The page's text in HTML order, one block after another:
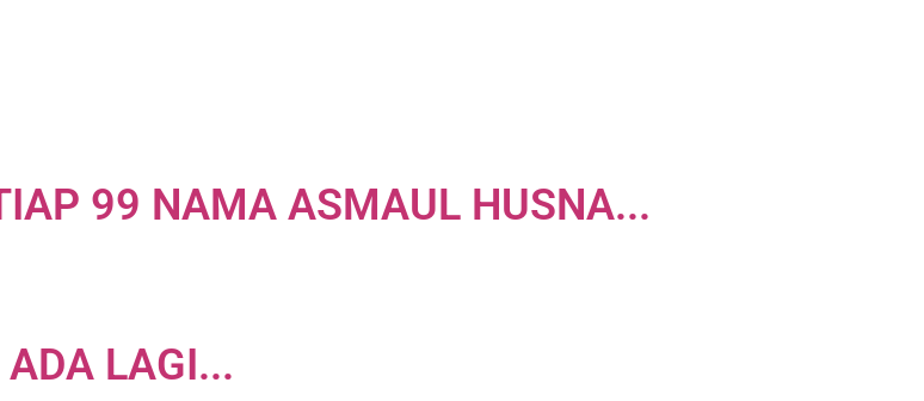
99 NAMA ASMAUL HUSNA...
ADA LAGI...